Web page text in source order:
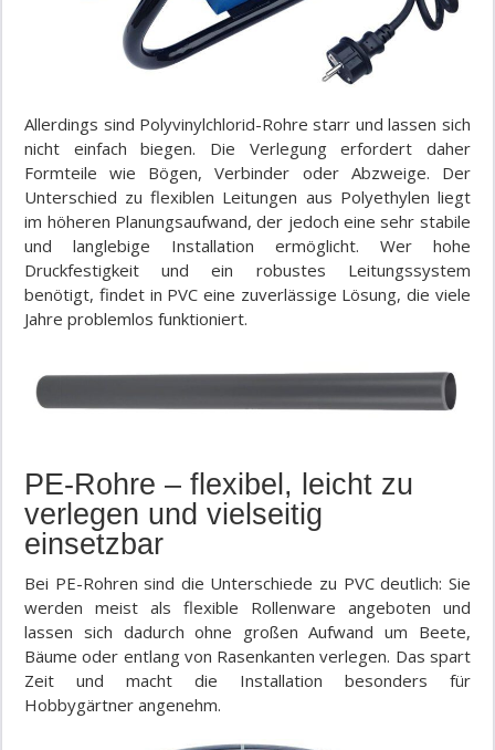
Allerdings sind Polyvinylchlorid-Rohre starr und lassen sich
nicht einfach biegen. Die Verlegung erfordert daher
Formteile wie Bögen, Verbinder oder Abzweige. Der
Unterschied zu flexiblen Leitungen aus Polyethylen liegt
im höheren Planungsaufwand, der jedoch eine sehr stabile
und langlebige Installation ermöglicht. Wer hohe
Druckfestigkeit und ein robustes Leitungssystem
benötigt, findet in PVC eine zuverlässige Lösung, die viele
Jahre problemlos funktioniert.
PE-Rohre – flexibel, leicht zu
verlegen und vielseitig
einsetzbar
Bei PE-Rohren sind die Unterschiede zu PVC deutlich: Sie
werden meist als flexible Rollenware angeboten und
lassen sich dadurch ohne großen Aufwand um Beete,
Bäume oder entlang von Rasenkanten verlegen. Das spart
Zeit und macht die Installation besonders für
Hobbygärtner angenehm.